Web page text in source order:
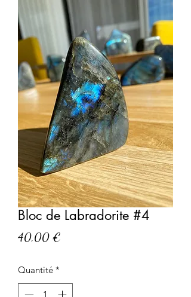
Bloc de Labradorite #4
40,00 €
Quantité *